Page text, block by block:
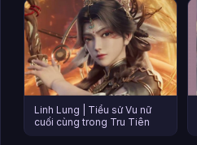
Linh Lung | Tiểu sử Vu nữ
cuối cùng trong Tru Tiên